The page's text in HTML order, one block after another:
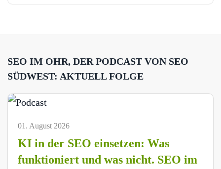
SEO IM OHR, DER PODCAST VON SEO
SÜDWEST: AKTUELL FOLGE
01. August 2026
KI in der SEO einsetzen: Was
funktioniert und was nicht. SEO im